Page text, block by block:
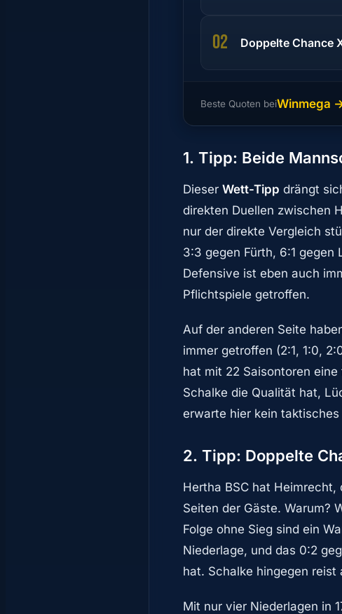
02 Doppelte Chance
Beste Quoten beiWinmega
1. Tipp: Beide
Dieser Wett-Tipp drängt
direkten Duellen zwischen
nur der direkte Vergleich
3:3 gegen Fürth, 6:1 gegen
Defensive ist eben auch
Pflichtspiele getroffen.
Auf der anderen Seite
immer getroffen (2:1, 1:0,
hat mit 22 Saisontoren
Schalke die Qualität hat,
erwarte hier kein
2. Tipp: Doppelte
Hertha BSC hat
Seiten der Gäste. Warum?
Folge ohne Sieg sind ein
Niederlage, und das 0:2
hat. Schalke hingegen
Mit nur vier Niederlagen in